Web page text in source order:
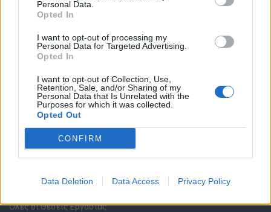
Personal Data.
Opted In
I want to opt-out of processing my
Personal Data for Targeted Advertising.
Opted In
I want to opt-out of Collection, Use,
Retention, Sale, and/or Sharing of my
Personal Data that Is Unrelated with the
Purposes for which it was collected.
Opted Out
CONFIRM
Data Deletion Data Access Privacy Policy
Θέσεις εργασίας
Όλες οι Θέσεις Εργασίας